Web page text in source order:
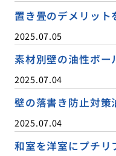
置き畳のデメリッ
2025.07.05
素材別壁の油性ボー
2025.07.04
壁の落書き防止対策
2025.07.04
和室を洋室にプチリ